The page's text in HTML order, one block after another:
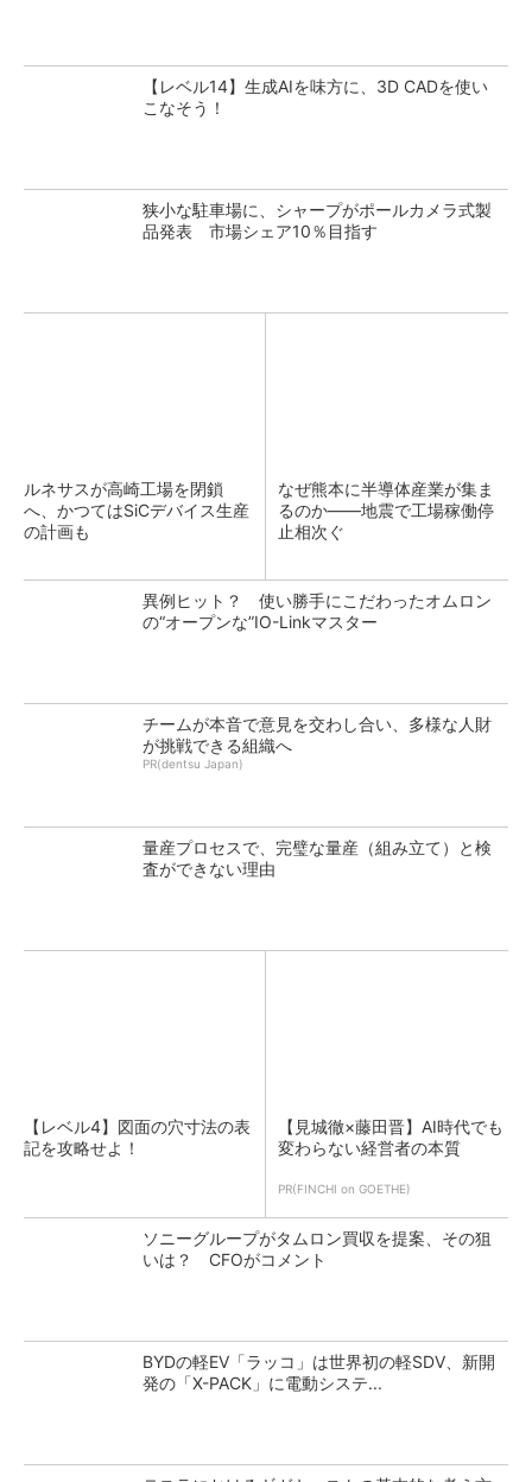
【レベル14】生成AIを味方に、3D CADを使い
こなそう！
狭小な駐車場に、シャープがポールカメラ式製
品発表 市場シェア10％目指す
ルネサスが高崎工場を閉鎖
へ、かつてはSiCデバイス生産
の計画も
なぜ熊本に半導体産業が集ま
るのか――地震で工場稼働停
止相次ぐ
異例ヒット？ 使い勝手にこだわったオムロン
の“オープンな”IO-Linkマスター
チームが本音で意見を交わし合い、多様な人財
が挑戦できる組織へ
PR(dentsu Japan)
量産プロセスで、完璧な量産（組み立て）と検
査ができない理由
【レベル4】図面の穴寸法の表
記を攻略せよ！
【見城徹×藤田晋】AI時代でも
変わらない経営者の本質
PR(FINCHI on GOETHE)
ソニーグループがタムロン買収を提案、その狙
いは？ CFOがコメント
BYDの軽EV「ラッコ」は世界初の軽SDV、新開
発の「X-PACK」に電動システ...